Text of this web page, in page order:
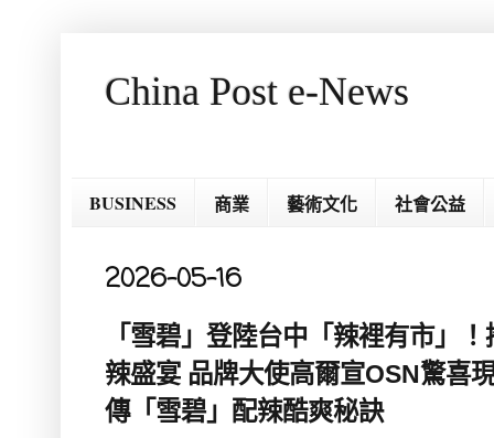
China Post e-News
BUSINESS 商業 藝術文化 社會公益
2026-05-16
「雪碧」登陸台中「辣裡有市」
辣盛宴 品牌大使高爾宣OSN驚喜
傳「雪碧」配辣酷爽秘訣